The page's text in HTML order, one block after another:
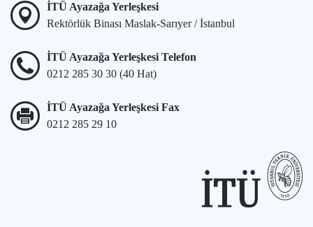
İTÜ Ayazağa Yerleşkesi
Rektörlük Binası Maslak-Sarıyer / İstanbul
İTÜ Ayazağa Yerleşkesi Telefon
0212 285 30 30 (40 Hat)
İTÜ Ayazağa Yerleşkesi Fax
0212 285 29 10